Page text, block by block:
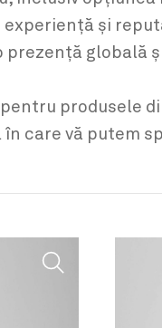
și
globală
produsele
care vă putem